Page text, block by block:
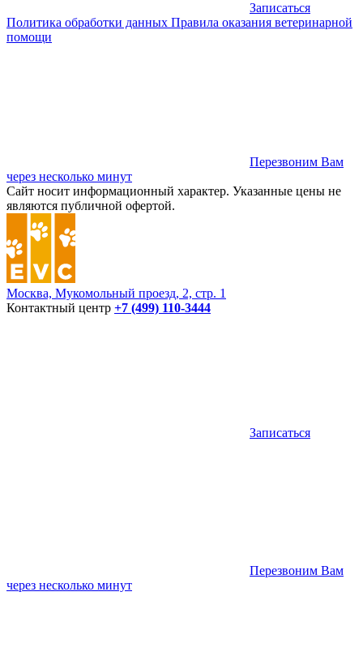
Записаться
Политика обработки данных Правила оказания ветеринарной
помощи
Перезвоним Вам
через несколько минут
Сайт носит информационный характер. Указанные цены не
являются публичной офертой.
Москва, Мукомольный проезд, 2, стр. 1
Контактный центр +7 (499) 110-3444
Записаться
Перезвоним Вам
через несколько минут